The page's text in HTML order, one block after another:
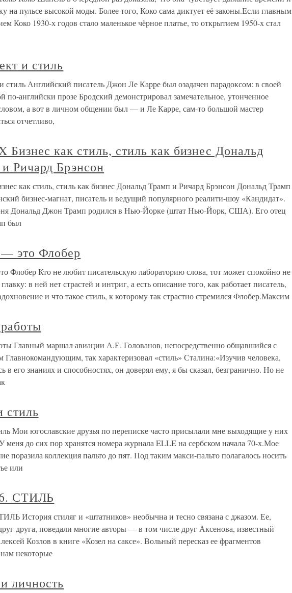
на пульсе высокой моды. Более того, Коко сама диктует её законы.Если главным
Коко 1930-х годов стало маленькое чёрное платье, то открытием 1950-х стал
и стиль
стиль Английский писатель Джон Ле Карре был озадачен парадоксом: в своей
по-английски прозе Бродский демонстрировал замечательное, утонченное
а вот в личном общении был — и Ле Карре, сам-то большой мастер
отчетливо,
Бизнес как стиль, стиль как бизнес Дональд
Ричард Брэнсон
как стиль, стиль как бизнес Дональд Трамп и Ричард Брэнсон Дональд Трамп
бизнес-магнат, писатель и ведущий популярного реалити-шоу «Кандидат».
Дональд Джон Трамп родился в Нью-Йорке (штат Нью-Йорк, США). Его отец
был
это Флобер
Флобер Кто не любит писательскую лабораторию слова, тот может спокойно не
в ней нет страстей и интриг, а есть описание того, как работает писатель,
и что такое стиль, к которому так страстно стремился Флобер.Максим
Главный маршал авиации А.Е. Голованов, непосредственно общавшийся с
Главнокомандующим, так характеризовал «стиль» Сталина:«Изучив человека,
в его знаниях и способностях, он доверял ему, я бы сказал, безгранично. Но не
стиль
Мои югославские друзья по переписке часто присылали мне выходящие у них
меня до сих пор хранятся номера журнала ELLE на сербском начала 70-х.Мое
поразила коллекция пальто до пят. Под таким макси-пальто полагалось носить
или
СТИЛЬ
История стиляг и «штатников» необычна и тесно связана с джазом. Ее,
друга, поведали многие авторы — в том числе друг Аксенова, известный
Козлов в книге «Козел на саксе». Вольный пересказ ее фрагментов
некоторые
личность